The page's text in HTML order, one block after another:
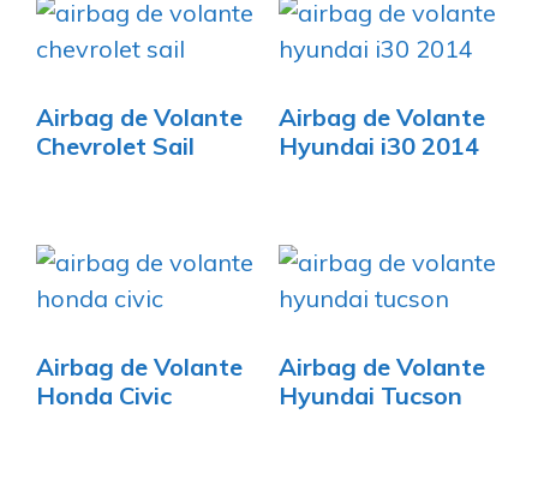
Airbag de Volante
Chevrolet Sail
Airbag de Volante
Hyundai i30 2014
Airbag de Volante
Honda Civic
Airbag de Volante
Hyundai Tucson